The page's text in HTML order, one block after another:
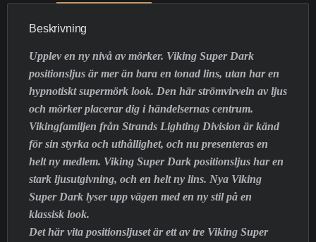
Beskrivning
Upplev en ny nivå av mörker. Viking Super Dark
positionsljus är mer än bara en tonad lins, utan har en
hypnotiskt supermörk look. Den här strömvirveln av ljus
och mörker placerar dig i händelsernas centrum.
Vikingfamiljen från Strands Lighting Division är känd
för sin styrka och uthållighet, och nu presenteras en
helt ny medlem. Viking Super Dark positionsljus har en
stark ljusutgivning, och en helt ny lins. Nya Viking
Super Dark lyser upp vägen med en ny stil på en
klassisk look.
Det här vita positionsljuset är ett av tre Viking Super